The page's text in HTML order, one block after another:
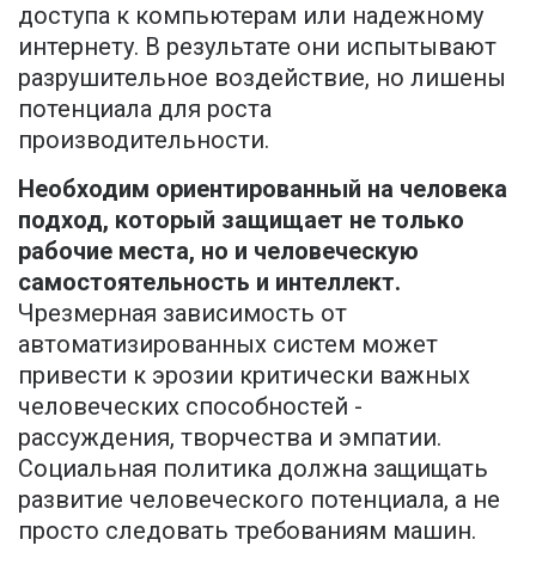
доступа к компьютерам или надежному
интернету. В результате они испытывают
разрушительное воздействие, но лишены
потенциала для роста
производительности.
Необходим ориентированный на человека
подход, который защищает не только
рабочие места, но и человеческую
самостоятельность и интеллект.
Чрезмерная зависимость от
автоматизированных систем может
привести к эрозии критически важных
человеческих способностей -
рассуждения, творчества и эмпатии.
Социальная политика должна защищать
развитие человеческого потенциала, а не
просто следовать требованиям машин.